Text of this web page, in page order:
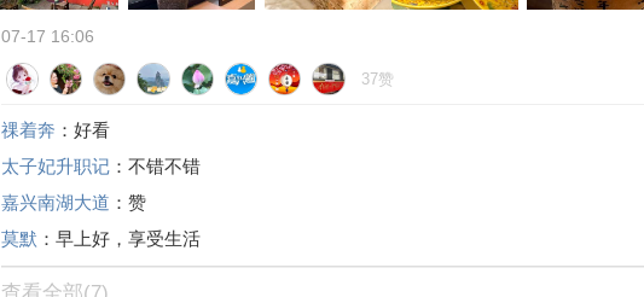
07-17 16:06
37赞
祼着奔 ：好看
太子妃升职记 ：不错不错
嘉兴南湖大道 ：赞
莫默 ：早上好，享受生活
查看全部(7)